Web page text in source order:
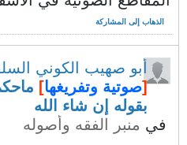
الذهاب إلى المشاركة
أبو صهيب الكوني
[صوتية وتفريغها]
بقوله إن شاء الله
في منبر الفقه وأصوله